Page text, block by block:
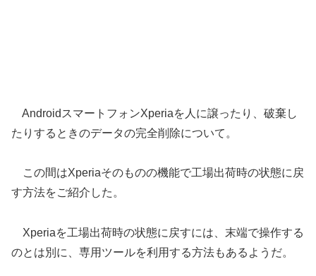
AndroidスマートフォンXperiaを人に譲ったり、破棄し
たりするときのデータの完全削除について。
この間はXperiaそのものの機能で工場出荷時の状態に戻
す方法をご紹介した。
Xperiaを工場出荷時の状態に戻すには、末端で操作する
のとは別に、専用ツールを利用する方法もあるようだ。